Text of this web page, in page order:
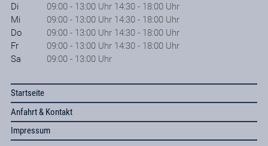
Di
09:00 - 13:00 Uhr 14:30 - 18:00 Uhr
Mi
09:00 - 13:00 Uhr 14:30 - 18:00 Uhr
Do
09:00 - 13:00 Uhr 14:30 - 18:00 Uhr
Fr
09:00 - 13:00 Uhr 14:30 - 18:00 Uhr
Sa
09:00 - 13:00 Uhr
Startseite
Anfahrt & Kontakt
Impressum